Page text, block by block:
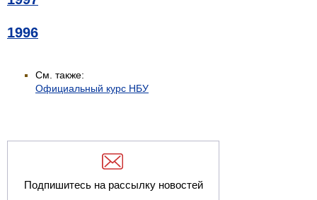
1996
См. также:
Официальный курс НБУ
Подпишитесь на рассылку новостей